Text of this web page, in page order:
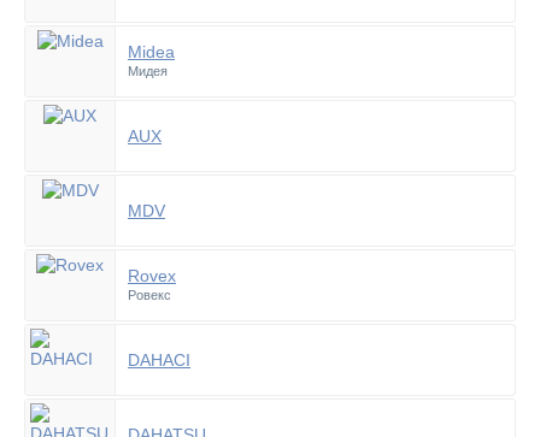
Midea
Мидея
AUX
MDV
Rovex
Ровекс
DAHACI